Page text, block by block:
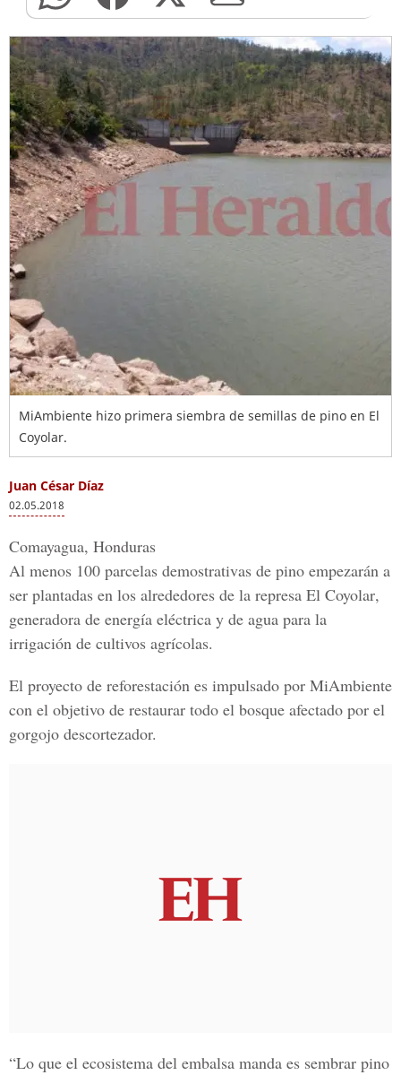
MiAmbiente hizo primera siembra de semillas de pino en El
Coyolar.
Juan César Díaz
02.05.2018
Comayagua, Honduras
Al menos 100 parcelas demostrativas de pino empezarán a
ser plantadas en los alrededores de la represa El Coyolar,
generadora de energía eléctrica y de agua para la
irrigación de cultivos agrícolas.
El proyecto de reforestación es impulsado por MiAmbiente
con el objetivo de restaurar todo el bosque afectado por el
gorgojo descortezador.
“Lo que el ecosistema del embalsa manda es sembrar pino